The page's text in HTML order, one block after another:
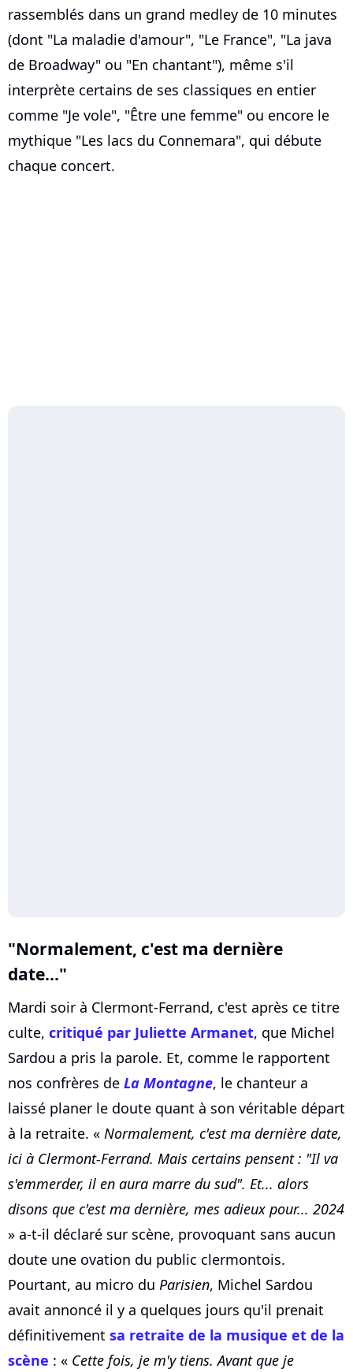
rassemblés dans un grand medley de 10 minutes
(dont "La maladie d'amour", "Le France", "La java
de Broadway" ou "En chantant"), même s'il
interprète certains de ses classiques en entier
comme "Je vole", "Être une femme" ou encore le
mythique "Les lacs du Connemara", qui débute
chaque concert.
"Normalement, c'est ma dernière
date..."
Mardi soir à Clermont-Ferrand, c'est après ce titre
culte, critiqué par Juliette Armanet, que Michel
Sardou a pris la parole. Et, comme le rapportent
nos confrères de La Montagne, le chanteur a
laissé planer le doute quant à son véritable départ
à la retraite. « Normalement, c'est ma dernière date,
ici à Clermont-Ferrand. Mais certains pensent : "Il va
s'emmerder, il en aura marre du sud". Et... alors
disons que c'est ma dernière, mes adieux pour... 2024
» a-t-il déclaré sur scène, provoquant sans aucun
doute une ovation du public clermontois.
Pourtant, au micro du Parisien, Michel Sardou
avait annoncé il y a quelques jours qu'il prenait
définitivement sa retraite de la musique et de la
scène : « Cette fois, je m'y tiens. Avant que je